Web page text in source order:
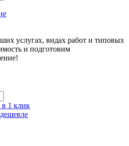
услугах, видах работ и типовых
и подготовим
1 клик